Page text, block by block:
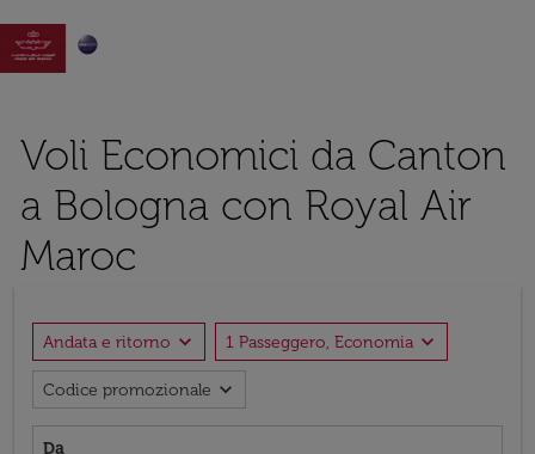

Voli Economici da Canton
a Bologna con Royal Air
Maroc
Andata e ritorno expand_more 1 Passeggero, Economia expand_more
Codice promozionale expand_more
Da